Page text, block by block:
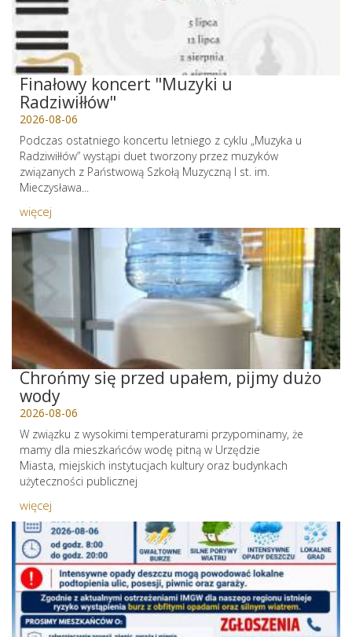
Finałowy koncert "Muzyki u
Radziwiłłów"
2026-08-06
Podczas ostatniego koncertu letniego z cyklu „Muzyka u
Radziwiłłów” wystąpi duet tworzony przez muzyków
związanych z Państwową Szkołą Muzyczną I st. im.
Mieczysława...
więcej
Chrońmy się przed upałem, pijmy dużo
wody
2026-08-06
W związku z wysokimi temperaturami przypominamy, że
mamy dla mieszkańców wodę pitną w Urzędzie
Miasta, miejskich instytucjach kultury oraz budynkach
użyteczności publicznej
więcej